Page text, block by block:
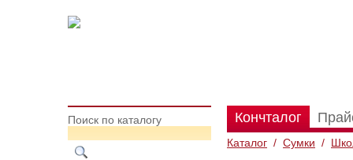
Поиск по каталогу Кончталог
Каталог / Сумки /